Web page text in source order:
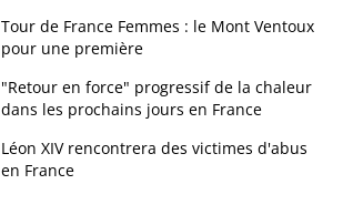
Tour de France Femmes : le Mont Ventoux
pour une première
"Retour en force" progressif de la chaleur
dans les prochains jours en France
Léon XIV rencontrera des victimes d'abus
en France